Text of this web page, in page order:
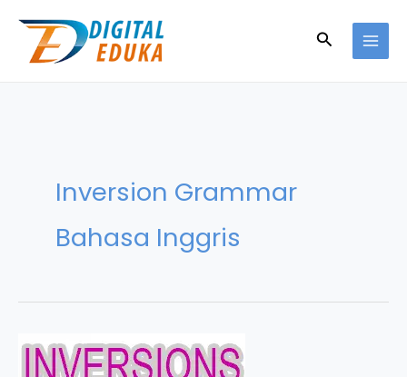
content
Search
Inversion Grammar
Bahasa Inggris